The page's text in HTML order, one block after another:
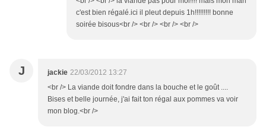
c'est bien régalé.ici il pleut depuis 1h!!!!!!!!! bonne
soirée bisous<br /> <br /> <br /> <br />
J jackie 22/03/2012 13:27
<br /> La viande doit fondre dans la bouche et le goût ....
Bises et belle journée, j'ai fait ton régal aux pommes va voir
mon blog.<br />